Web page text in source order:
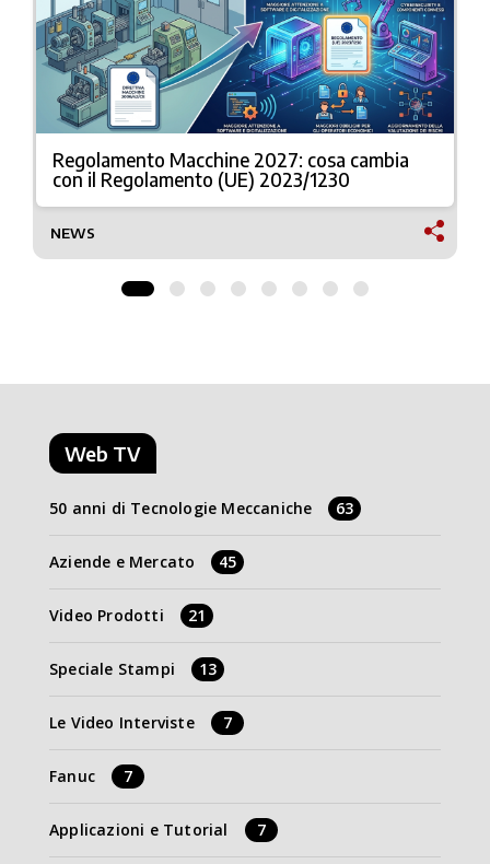
Regolamento Macchine 2027: cosa cambia
con il Regolamento (UE) 2023/1230
NEWS
Web TV
50 anni di Tecnologie Meccaniche 63
Aziende e Mercato 45
Video Prodotti 21
Speciale Stampi 13
Le Video Interviste 7
Fanuc 7
Applicazioni e Tutorial 7